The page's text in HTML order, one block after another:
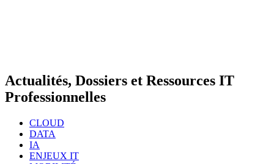
Actualités, Dossiers et Ressources IT
Professionnelles
CLOUD
DATA
IA
ENJEUX IT